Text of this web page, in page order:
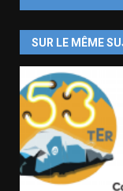
SUR LE MÊME